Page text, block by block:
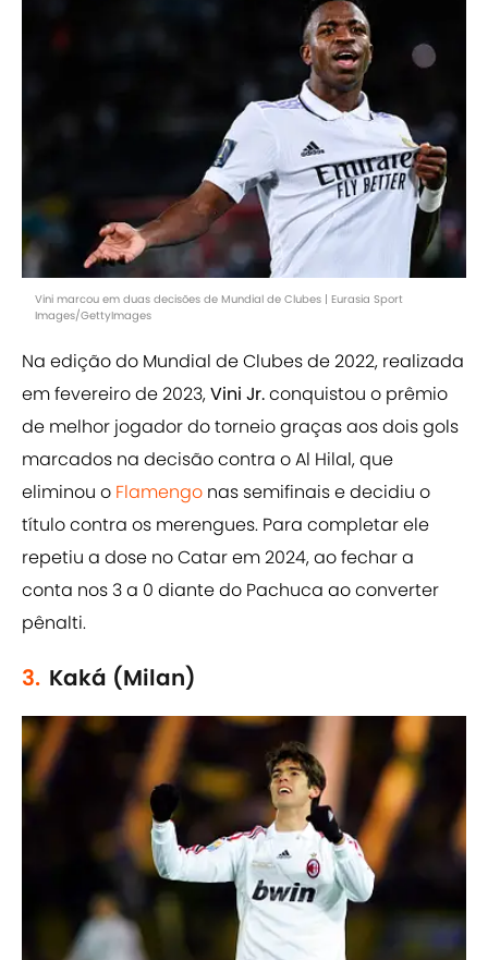
Vini marcou em duas decisões de Mundial de Clubes | Eurasia Sport
Images/GettyImages
Na edição do Mundial de Clubes de 2022, realizada
em fevereiro de 2023,Vini Jr.conquistou o prêmio
de melhor jogador do torneio graças aos dois gols
marcados na decisão contra o Al Hilal, que
eliminou o Flamengo nas semifinais e decidiu o
título contra os merengues. Para completar ele
repetiu a dose no Catar em 2024, ao fechar a
conta nos 3 a 0 diante do Pachuca ao converter
pênalti.
3. Kaká (Milan)